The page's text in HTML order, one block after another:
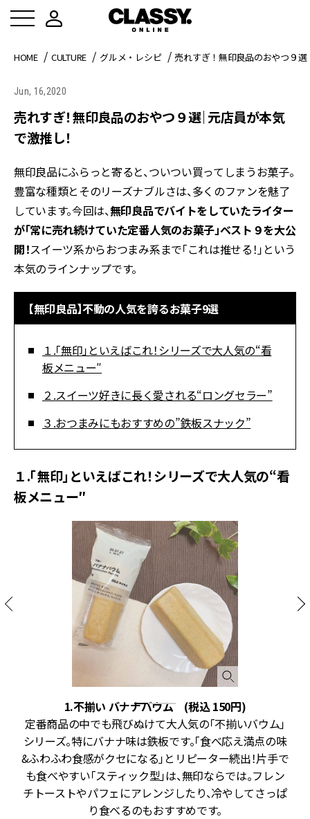
HOME CULTURE グルメ・レシピ 売れすぎ！無印良品のおやつ９
Jun, 16,2020
売れすぎ！無印良品のおやつ９選｜元店員が本気
で激推し！
無印良品にふらっと寄ると、ついつい買ってしまうお菓子。
豊富な種類とそのリーズナブルさは、多くのファンを魅了
しています。今回は、無印良品でバイトをしていたライター
が「常に売れ続けていた定番人気のお菓子」ベスト９を大公
開！スイーツ系からおつまみ系まで「これは推せる！」という
本気のラインナップです。
【無印良品】不動の人気を誇るお菓子9選
１.「無印」といえばこれ！シリーズで大人気の“看
板メニュー″
２.スイーツ好きに長く愛される“ロングセラー”
３.おつまみにもおすすめの”鉄板スナック”
１.「無印」といえばこれ！シリーズで大人気の“看
板メニュー″
1.不揃い バナナバウム (税込 150円)
定番商品の中でも飛びぬけて大人気の「不揃いバウム」
シリーズ。特にバナナ味は鉄板です。「食べ応え満点の味
&ふわふわ食感がクセになる」とリピーター続出！片手で
も食べやすい「スティック型」は、無印ならでは。フレン
チトーストやパフェにアレンジしたり、冷やしてさっぱ
り食べるのもおすすめです。